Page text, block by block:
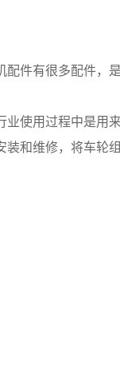
有很多配件，是
业使用过程中是用
装和维修，将车轮